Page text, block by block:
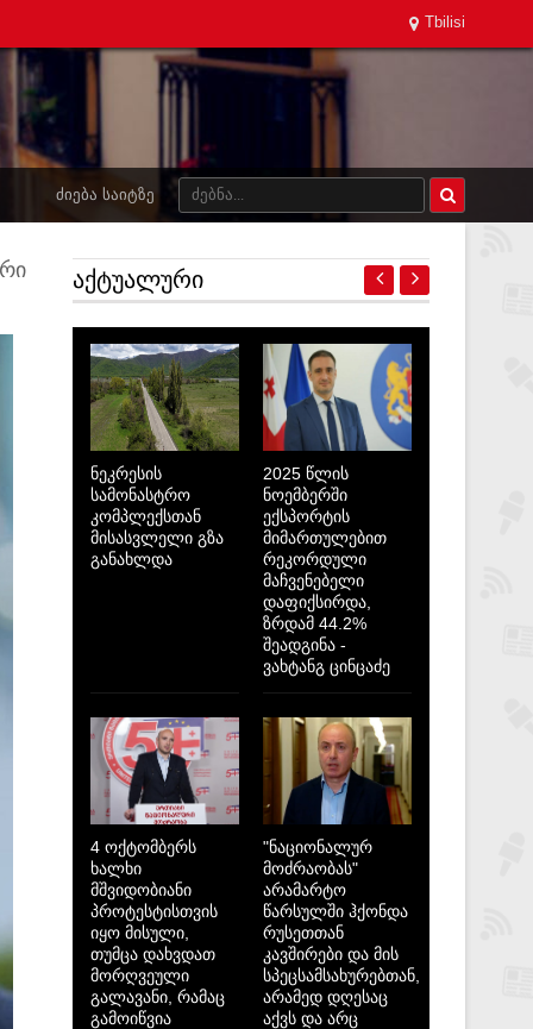
Tbilisi
ᲫᲘᲔᲑᲐ ᲡᲐᲘᲢᲖᲔ
ᲐᲥᲢᲣᲐᲚᲣᲠᲘ
ნეკრესის
სამონასტრო
კომპლექსთან
მისასვლელი გზა
განახლდა
2025 წლის
ნოემბერში
ექსპორტის
მიმართულებით
რეკორდული
მაჩვენებელი
დაფიქსირდა,
ზრდამ 44.2%
შეადგინა -
ვახტანგ ცინცაძე
4 ოქტომბერს
ხალხი
მშვიდობიანი
პროტესტისთვის
იყო მისული,
თუმცა დახვდათ
მორღვეული
გალავანი, რამაც
გამოიწვია
"ნაციონალურ
მოძრაობას"
არამარტო
წარსულში ჰქონდა
რუსეთთან
კავშირები და მის
სპეცსამსახურებთან,
არამედ დღესაც
აქვს და არც